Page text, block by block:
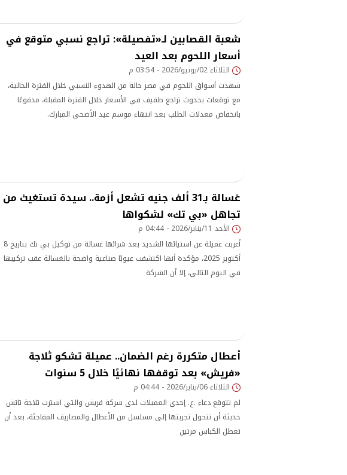
شعبة القصابين لـ«تفصيلة»: تراجع نسبي متوقع في
أسعار اللحوم بعد العيد
الثلاثاء 02/يونيو/2026 - 03:54 م
شهدت أسواق اللحوم في مصر حالة من الهدوء النسبي خلال الفترة الحالية،
مع توقعات بحدوث تراجع طفيف في الأسعار خلال الفترة المقبلة، مدفوعًا
بانخفاض معدلات الطلب بعد انتهاء موسم عيد الأضحى المبارك.
غسالة بـ31 ألف جنيه تشعل أزمة.. سيدة تستغيث من
تجاهل «بي تك» لشكواها
الأحد 11/يناير/2026 - 04:44 م
أعربت عميلة عن استيائها الشديد بعد شرائها غسالة من توكيل بي تك بتاريخ 8
أكتوبر 2025، مؤكدة أنها اكتشفت عيوبًا صناعية واضحة بالغسالة عقب تركيبها
في اليوم التالي، إلا أن الشركة
أعطال متكررة رغم الضمان.. عميلة تشكو ثلاجة
«فريش» بعد توقفها نهائيًا خلال 5 سنوات
الثلاثاء 06/يناير/2026 - 04:44 م
لم تتوقع دعاء .ع. إحدى العميلات لدى شركة فريش والتي اشترت تلاجة تاتش
حديثة أن تتحول تجربتها إلى مسلسل من الأعطال والمصاريف المفاجئة، بعد أن
تعطل الكباس مرتين